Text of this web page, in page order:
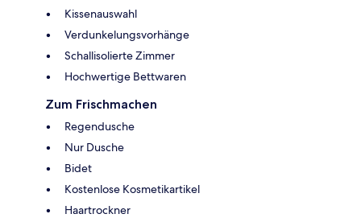
Kissenauswahl
Verdunkelungsvorhänge
Schallisolierte Zimmer
Hochwertige Bettwaren
Zum Frischmachen
Regendusche
Nur Dusche
Bidet
Kostenlose Kosmetikartikel
Haartrockner